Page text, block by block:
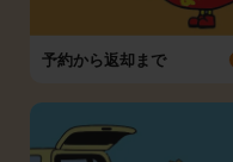
予約から返却まで